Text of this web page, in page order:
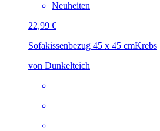
Neuheiten
22,99 €
Sofakissenbezug 45 x 45 cmKrebs
von Dunkelteich